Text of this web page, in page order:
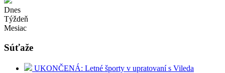
Dnes
Týždeň
Mesiac
Súťaže
UKONČENÁ: Letné športy v upratovaní s Vileda